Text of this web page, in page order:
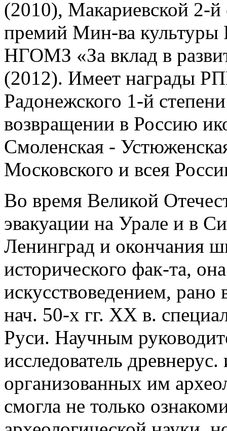
(2010), Макариевской 2-й
премий Мин-ва культуры
НГОМЗ «За вклад в
(2012). Имеет награды
Радонежского 1-й
возвращении в Россию
Смоленская -
Московского и всея
Во время Великой
эвакуации на Урале и в
Ленинград и окончания
исторического фак-та,
искусствоведением,
нач. 50-х гг. XX в.
Руси. Научным
исследователь
организованных им
смогла не только